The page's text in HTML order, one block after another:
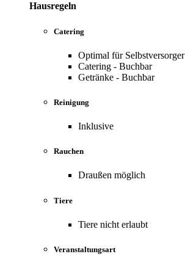
Hausregeln
Catering
Optimal für Selbstversorger
Catering - Buchbar
Getränke - Buchbar
Reinigung
Inklusive
Rauchen
Draußen möglich
Tiere
Tiere nicht erlaubt
Veranstaltungsart